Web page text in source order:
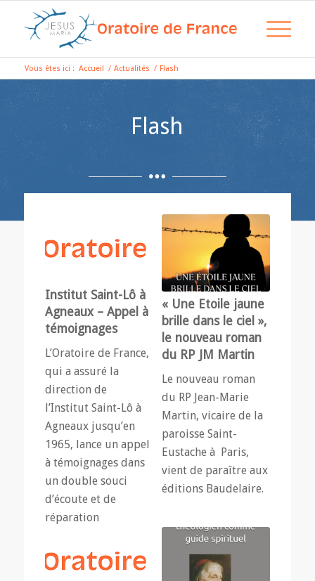
Vous êtes ici : Accueil / Actualités / Flash
Flash
Institut Saint-Lô à
Agneaux – Appel à
témoignages
L’Oratoire de France,
qui a assuré la
direction de
l’Institut Saint-Lô à
Agneaux jusqu’en
1965, lance un appel
à témoignages dans
un double souci
d’écoute et de
réparation
« Une Etoile jaune
brille dans le ciel »,
le nouveau roman
du RP JM Martin
Le nouveau roman
du RP Jean-Marie
Martin, vicaire de la
paroisse Saint-
Eustache à Paris,
vient de paraître aux
éditions Baudelaire.